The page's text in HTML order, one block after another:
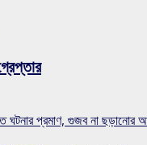
ঘটনার প্রমাণ, গুজব না ছড়ানোর